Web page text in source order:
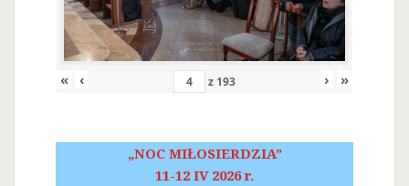
« ‹ z 193 › »
„NOC MIŁOSIERDZIA”
11-12 IV 2026 r.